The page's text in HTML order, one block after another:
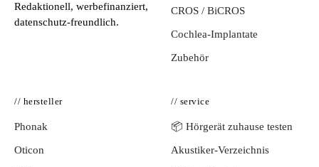
Redaktionell, werbefinanziert,
datenschutz-freundlich.
CROS / BiCROS
Cochlea-Implantate
Zubehör
// hersteller
Phonak
Oticon
// service
📦 Hörgerät zuhause testen
Akustiker-Verzeichnis